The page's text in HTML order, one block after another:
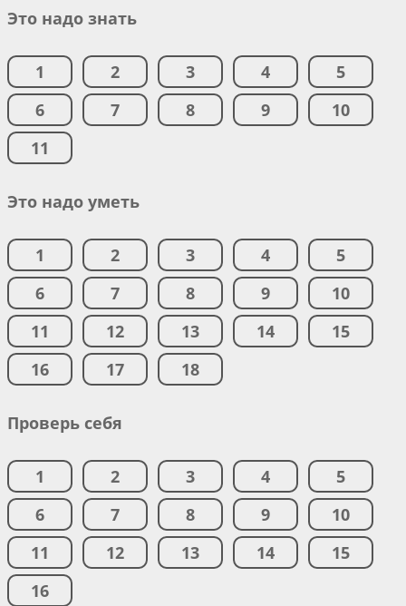
Это надо знать
1 2 3 4
5
6
7 8 9
10
11
Это надо уметь
1 2 3 4
5
6
7 8 9
10
11
12 13 14
15
16
17 18
Проверь себя
1 2 3 4
5
6
7 8 9
10
11
12 13 14
15
16